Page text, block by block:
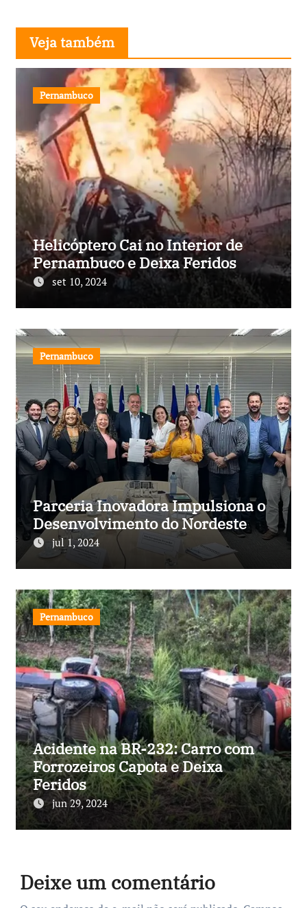
Veja também
Pernambuco
Helicóptero Cai no Interior de
Pernambuco e Deixa Feridos
set 10, 2024
Pernambuco
Parceria Inovadora Impulsiona o
Desenvolvimento do Nordeste
jul 1, 2024
Pernambuco
Acidente na BR-232: Carro com
Forrozeiros Capota e Deixa
Feridos
jun 29, 2024
Deixe um comentário